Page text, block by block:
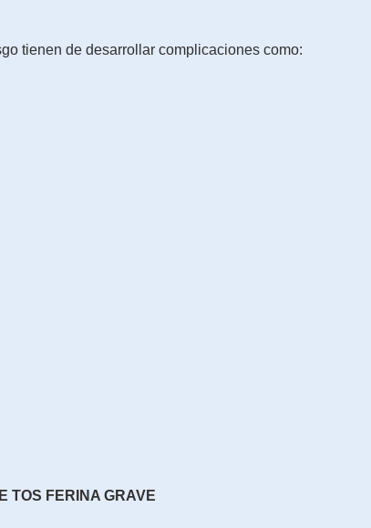
tienen de desarrollar complicaciones como:
TOS FERINA GRAVE